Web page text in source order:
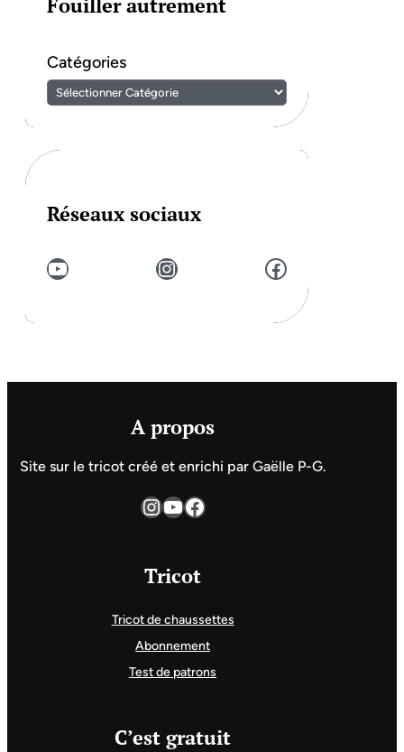
Catégories
Réseaux sociaux
YouTube Instagram Facebook
A propos
Site sur le tricot créé et enrichi par Gaëlle P-G.
InstagramYouTube Facebook
Tricot
Tricot de chaussettes
Abonnement
Test de patrons
C’est gratuit